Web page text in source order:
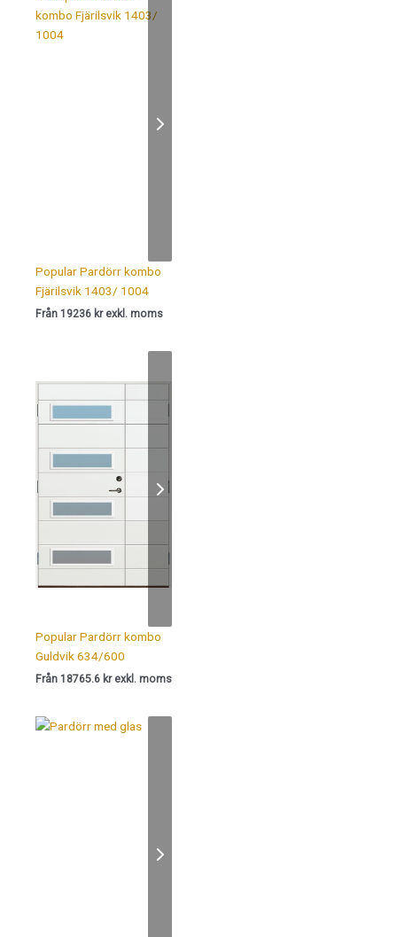
Popular Pardörr kombo
Fjärilsvik 1403/ 1004
Från 19236 kr exkl. moms
Popular Pardörr kombo
Guldvik 634/600
Från 18765.6 kr exkl. moms